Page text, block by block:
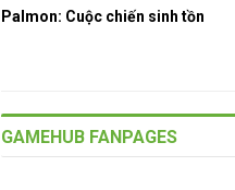
Palmon: Cuộc chiến sinh tồn
GAMEHUB FANPAGES